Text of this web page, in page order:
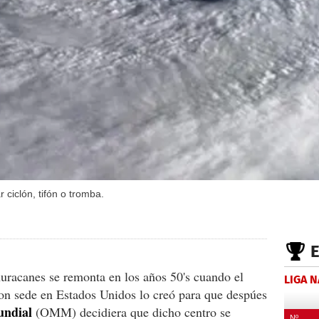
ciclón, tifón o tromba.
se remonta en los años 50's cuando el
sede en Estados Unidos lo creó para que despúes
(OMM) decidiera que dicho centro se
LIGA